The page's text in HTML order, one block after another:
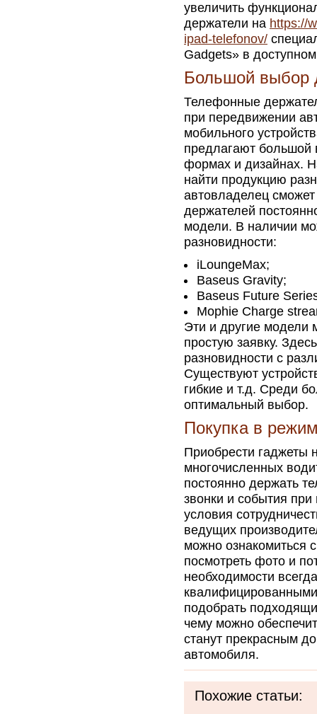
увеличить
держатели на https://
ipad-telefonov/
Gadgets» в
Большой выбор
Телефонные
при передвижении
мобильного
предлагают большой
формах и дизайнах.
найти продукцию
автовладелец
держателей
модели. В наличии
разновидности:
iLoungeMax;
Baseus Gravity;
Baseus Future
Mophie Charge
Эти и другие модели
простую заявку.
разновидности с
Существуют
гибкие и т.д. Среди
оптимальный выбор.
Покупка в
Приобрести гаджеты
многочисленных
постоянно держать
звонки и события
условия
ведущих
можно ознакомиться
посмотреть фото и
необходимости
квалифицированными
подобрать
чему можно
станут прекрасным
автомобиля.
Похожие статьи: